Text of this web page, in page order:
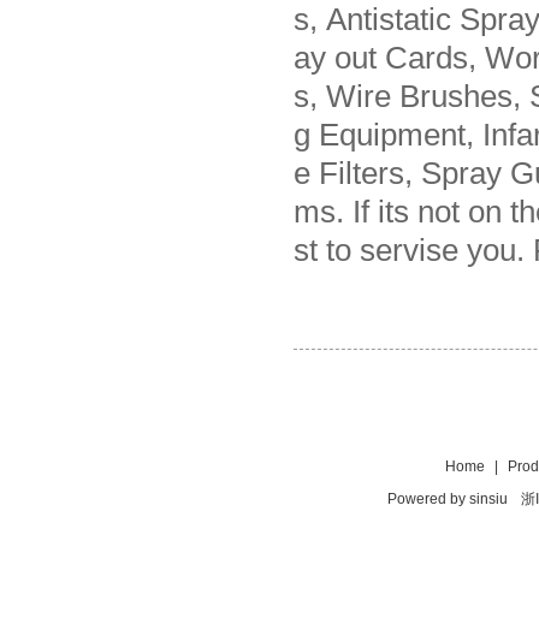
s, Antistatic
ay out Cards,
s, Wire Brushes,
g Equipment,
e Filters, Spray
ms. If its not on
st to servise you.
Home
Powered bysinsiu 浙